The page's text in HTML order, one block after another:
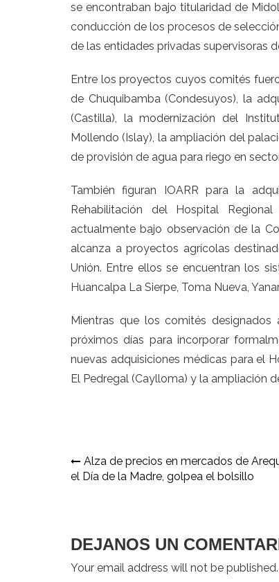
se encontraban bajo titularidad de
conducción de los procesos de
de las entidades privadas supervisoras
Entre los proyectos cuyos comités
de Chuquibamba (Condesuyos), la
(Castilla), la modernización del
Mollendo (Islay), la ampliación del
de provisión de agua para riego en
También figuran IOARR para la
Rehabilitación del Hospital
actualmente bajo observación de la
alcanza a proyectos agrícolas
Unión. Entre ellos se encuentran los
Huancalpa La Sierpe, Toma Nueva,
Mientras que los comités
próximos días para incorporar
nuevas adquisiciones médicas para el
El Pedregal (Caylloma) y la ampliación
Navegación
de
Alza de precios en mercados de
el Día de la Madre, golpea el bolsillo
DEJANOS UN
Your email address will not be